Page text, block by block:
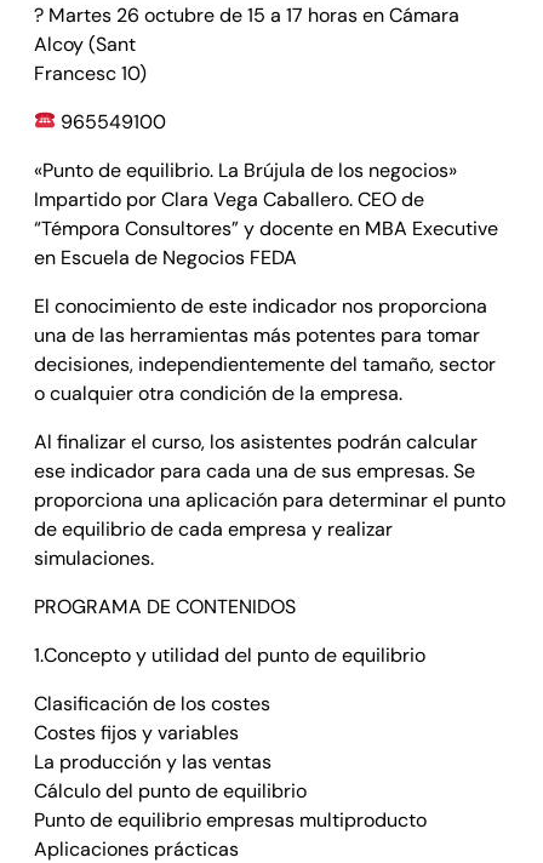
? Martes 26 octubre de 15 a 17 horas en Cámara
Alcoy (Sant
Francesc 10)
965549100
«Punto de equilibrio. La Brújula de los negocios»
Impartido por Clara Vega Caballero. CEO de
“Témpora Consultores” y docente en MBA Executive
en Escuela de Negocios FEDA
El conocimiento de este indicador nos proporciona
una de las herramientas más potentes para tomar
decisiones, independientemente del tamaño, sector
o cualquier otra condición de la empresa.
Al finalizar el curso, los asistentes podrán calcular
ese indicador para cada una de sus empresas. Se
proporciona una aplicación para determinar el punto
de equilibrio de cada empresa y realizar
simulaciones.
PROGRAMA DE CONTENIDOS
1.Concepto y utilidad del punto de equilibrio
Clasificación de los costes
Costes fijos y variables
La producción y las ventas
Cálculo del punto de equilibrio
Punto de equilibrio empresas multiproducto
Aplicaciones prácticas